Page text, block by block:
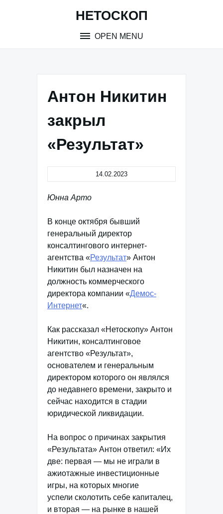
НЕТОСКОП
OPEN MENU
Антон Никитин
закрыл
«Результат»
14.02.2023
Юнна Арто
В конце октября бывший
генеральный директор
консалтингового интернет-
агентства «Результат» Антон
Никитин был назначен на
должность коммерческого
директора компании «Демос-
Интернет«.
Как рассказал «Нетоскопу» Антон
Никитин, консалтинговое
агентство «Результат»,
основателем и генеральным
директором которого он являлся
до недавнего времени, закрыто и
сейчас находится в стадии
юридической ликвидации.
На вопрос о причинах закрытия
«Результата» Антон ответил: «Их
две: первая — мы не играли в
ажиотажные инвестиционные
игры, на которых многие
успели сколотить себе капиталец,
и вторая — на рынке в нашей